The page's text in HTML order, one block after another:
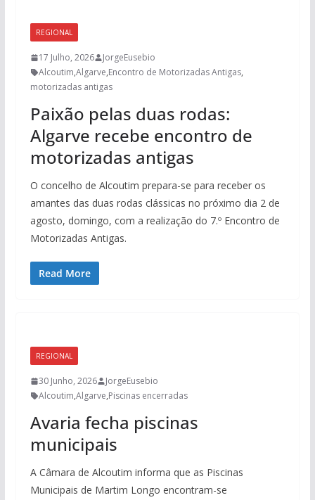
REGIONAL
17 Julho, 2026
JorgeEusebio
Alcoutim,Algarve,Encontro de Motorizadas Antigas,
motorizadas antigas
Paixão pelas duas rodas:
Algarve recebe encontro de
motorizadas antigas
O concelho de Alcoutim prepara-se para receber os
amantes das duas rodas clássicas no próximo dia 2 de
agosto, domingo, com a realização do 7.º Encontro de
Motorizadas Antigas.
Read More
REGIONAL
30 Junho, 2026
JorgeEusebio
Alcoutim,Algarve,Piscinas encerradas
Avaria fecha piscinas
municipais
A Câmara de Alcoutim informa que as Piscinas
Municipais de Martim Longo encontram-se